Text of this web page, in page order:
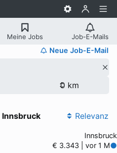
Meine Jobs Job-E-Mails
Neue Job-E-Mail
Innsbruck Relevanz
Innsbruck
€ 3.343 | vor 1 M